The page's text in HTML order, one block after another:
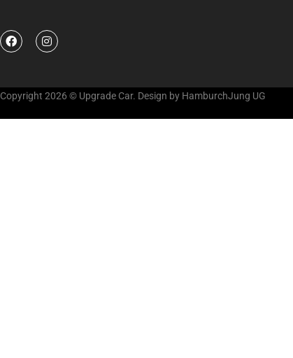
Copyright 2026 © Upgrade Car. Design by HamburchJung UG